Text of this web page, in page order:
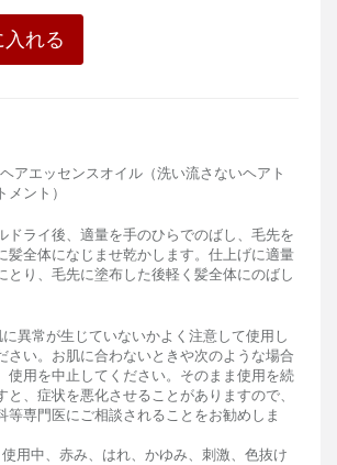
入れる
アエッセンスオイル（洗い流さないヘアト
メント）
ドライ後、適量を手のひらでのばし、毛先を
髪全体になじませ乾かします。仕上げに適量
とり、毛先に塗布した後軽く髪全体にのばし
に異常が生じていないかよく注意して使用し
さい。お肌に合わないときや次のような場合
使用を中止してください。そのまま使用を続
と、症状を悪化させることがありますので、
等専門医にご相談されることをお勧めしま
使用中、赤み、はれ、かゆみ、刺激、色抜け